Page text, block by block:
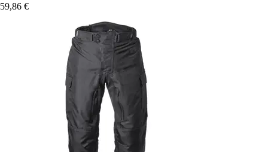
59,86 €